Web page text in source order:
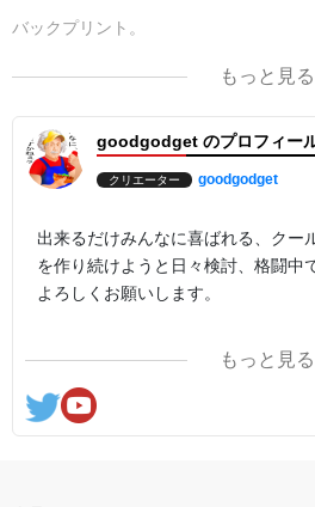
バックプリント。
もっと見る
goodgodget のプロフィー
クリエーター goodgodget
出来るだけみんなに喜ばれる、クー
を作り続けようと日々検討、格闘中
よろしくお願いします。
ここの他にも『日日彼是色々面白
nichinichioo by BASE にも展開中。
コチラもよろしくお願いします。
もっと見る